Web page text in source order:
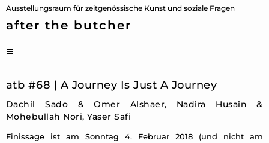
Ausstellungsraum für zeitgenössische Kunst und soziale Fragen
after the butcher
Zum
Inhalt
atb #68 | A Journey Is Just A Journey
Dachil Sado & Omer Alshaer, Nadira Husain &
Mohebullah Nori, Yaser Safi
Finissage ist am Sonntag 4. Februar 2018 (und nicht am